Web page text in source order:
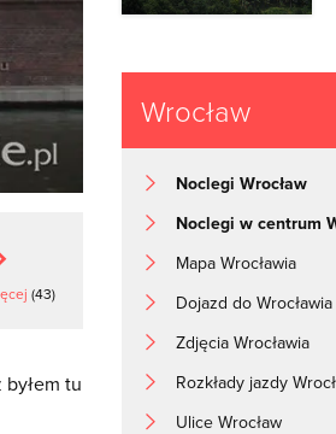
(43)
tu
Wrocław
Noclegi Wrocław
Noclegi w centrum
Mapa Wrocławia
Dojazd do Wrocławia
Zdjęcia Wrocławia
Rozkłady jazdy
Ulice Wrocław